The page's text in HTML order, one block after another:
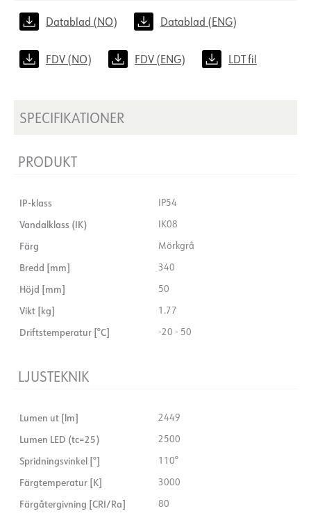
Datablad (NO) Datablad (ENG)
FDV (NO) FDV (ENG) LDT fil
SPECIFIKATIONER
PRODUKT
IP-klass IP54
Vandalklass (IK) IK08
Färg Mörkgrå
Bredd [mm] 340
Höjd [mm] 50
Vikt [kg] 1.77
Driftstemperatur [°C] -20 - 50
LJUSTEKNIK
Lumen ut [lm] 2449
Lumen LED (tc=25) 2500
Spridningsvinkel [°] 110°
Färgtemperatur [K] 3000
Färgåtergivning [CRI/Ra] 80